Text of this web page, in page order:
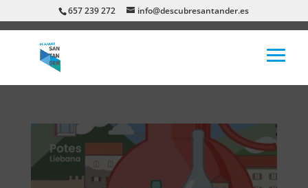
657 239 272 info@descubresantander.es